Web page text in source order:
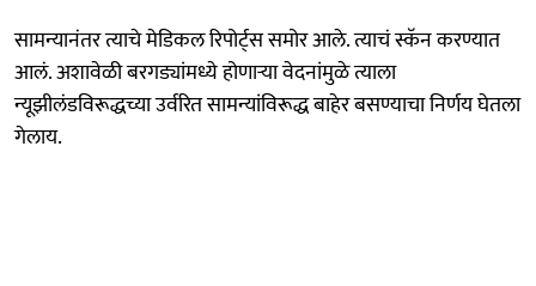
सामन्यानंतर त्याचे मेडिकल रिपोर्ट्स समोर आले. त्याचं स्कॅन करण्यात
आलं. अशावेळी बरगड्यांमध्ये होणाऱ्या वेदनांमुळे त्याला
न्यूझीलंडविरूद्धच्या उर्वरित सामन्यांविरूद्ध बाहेर बसण्याचा निर्णय घेतला
गेलाय.